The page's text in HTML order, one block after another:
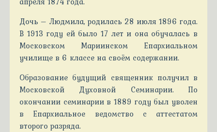
Дочь – Людмила, родилась 28 июля 1896 года.
В 1913 году ей было 17 лет и она обучалась в
Московском Мариинском Епархиальном
училище в 6 классе на своём содержании.
Образование будущий священник получил в
Московской Духовной Семинарии. По
окончании семинарии в 1889 году был уволен
в Епархиальное ведомство с аттестатом
второго разряда.